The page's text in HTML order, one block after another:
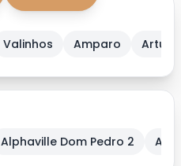
Valinhos Amparo Artur
Alphaville Dom Pedro 2